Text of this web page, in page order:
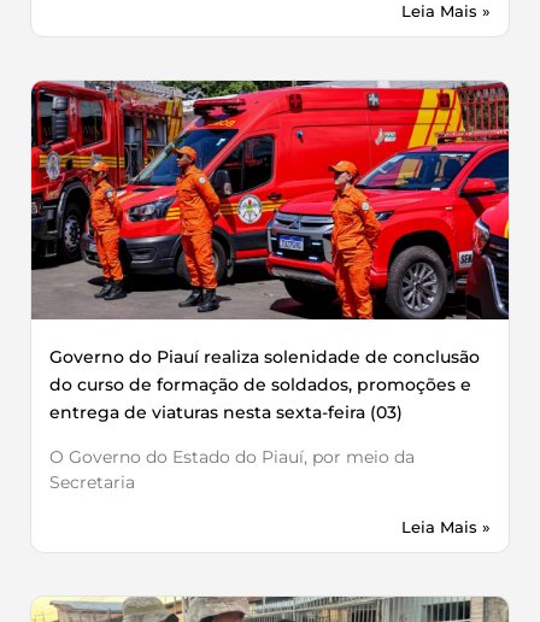
Leia Mais »
Governo do Piauí realiza solenidade de conclusão
do curso de formação de soldados, promoções e
entrega de viaturas nesta sexta-feira (03)
O Governo do Estado do Piauí, por meio da
Secretaria
Leia Mais »